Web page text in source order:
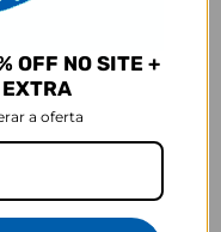
não pode retornar
OFF NO SITE +
a oferta